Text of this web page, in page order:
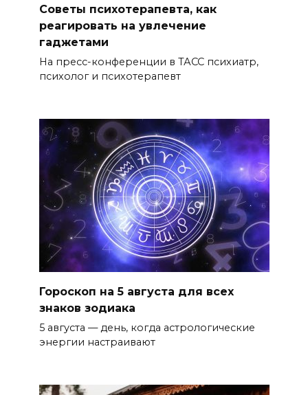
Советы психотерапевта, как
реагировать на увлечение
гаджетами
На пресс-конференции в ТАСС психиатр,
психолог и психотерапевт
Гороскоп на 5 августа для всех
знаков зодиака
5 августа — день, когда астрологические
энергии настраивают